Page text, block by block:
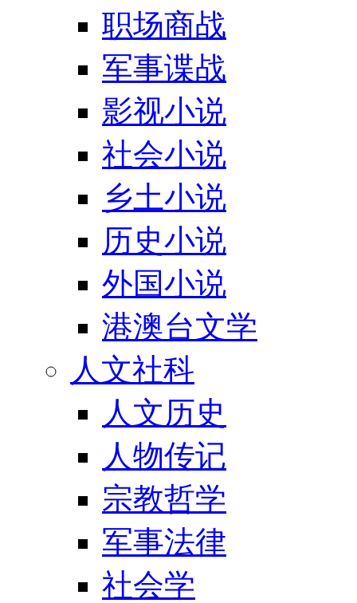
职场商战
军事谍战
影视小说
社会小说
乡土小说
历史小说
外国小说
港澳台文学
人文社科
人文历史
人物传记
宗教哲学
军事法律
社会学